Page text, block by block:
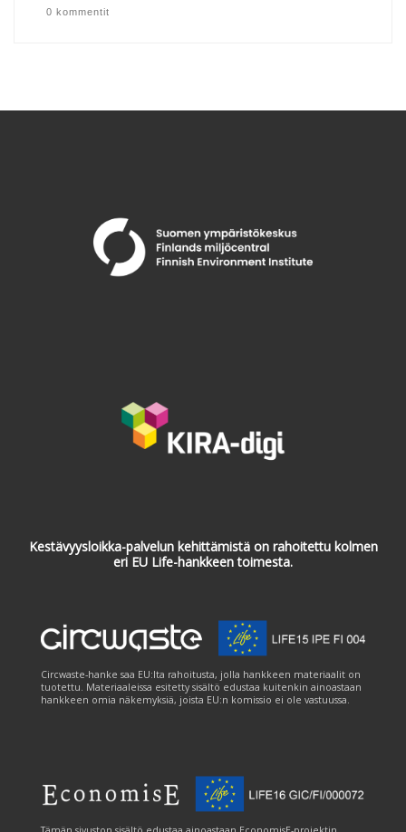
0 kommentit
Kestävyysloikka-palvelun kehittämistä on rahoitettu kolmen
eri EU Life-hankkeen toimesta.
Circwaste-hanke saa EU:lta rahoitusta, jolla hankkeen materiaalit on
tuotettu. Materiaaleissa esitetty sisältö edustaa kuitenkin ainoastaan
hankkeen omia näkemyksiä, joista EU:n komissio ei ole vastuussa.